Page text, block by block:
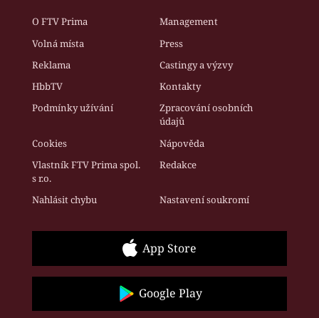
O FTV Prima
Management
Volná místa
Press
Reklama
Castingy a výzvy
HbbTV
Kontakty
Podmínky užívání
Zpracování osobních
údajů
Cookies
Nápověda
Vlastník FTV Prima spol.
s r.o.
Redakce
Nahlásit chybu Nastavení soukromí
App Store
Google Play